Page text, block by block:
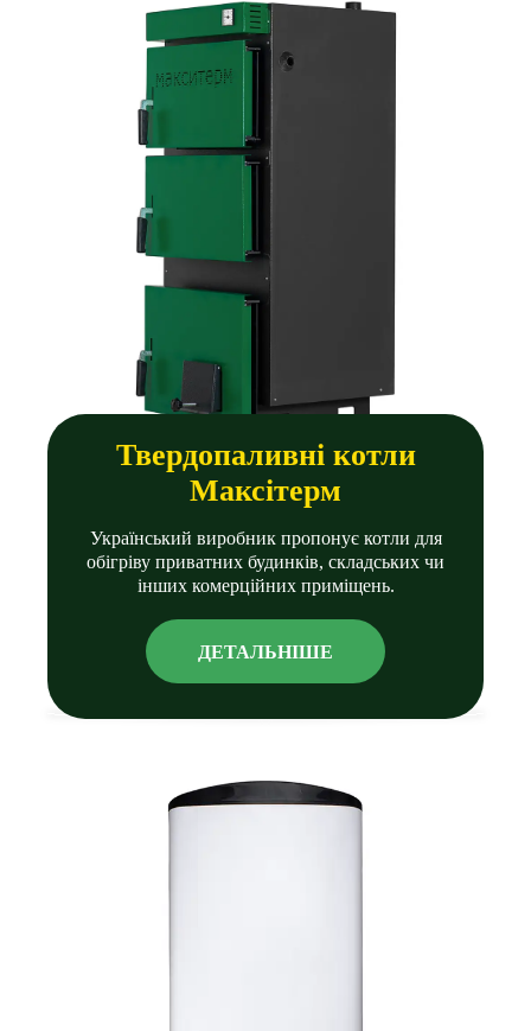
Твердопаливні котли
Максітерм
Український виробник пропонує котли для
обігріву приватних будинків, складських чи
інших комерційних приміщень.
ДЕТАЛЬНIШЕ